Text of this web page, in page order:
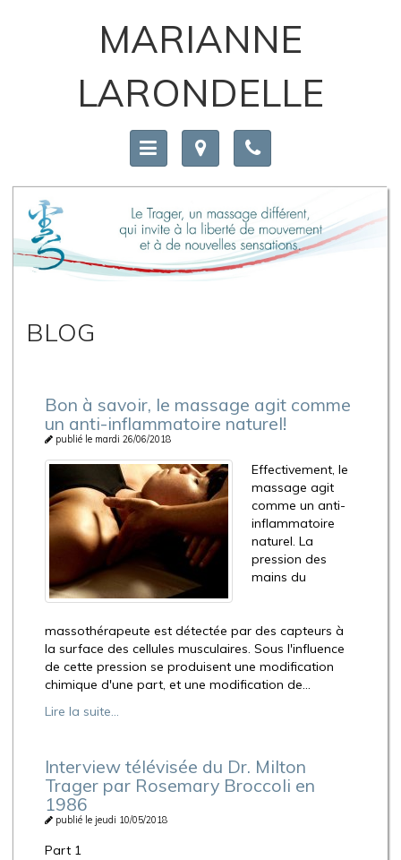
MARIANNE
LARONDELLE
BLOG
Bon à savoir, le massage agit comme
un anti-inflammatoire naturel!
publié le mardi 26/06/2018
Effectivement, le
massage agit
comme un anti-
inflammatoire
naturel. La
pression des
mains du
massothérapeute est détectée par des capteurs à
la surface des cellules musculaires. Sous l'influence
de cette pression se produisent une modification
chimique d'une part, et une modification de...
Lire la suite...
Interview télévisée du Dr. Milton
Trager par Rosemary Broccoli en
1986
publié le jeudi 10/05/2018
Part 1